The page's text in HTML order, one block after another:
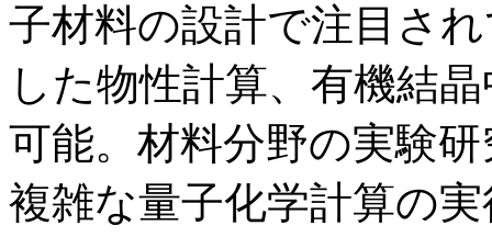
子材料の設計で注目さ
した物性計算、有機結
可能。材料分野の実験
複雑な量子化学計算の